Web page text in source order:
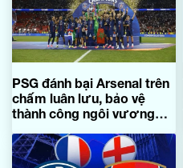
PSG đánh bại Arsenal trên
chấm luân lưu, bảo vệ
thành công ngôi vương